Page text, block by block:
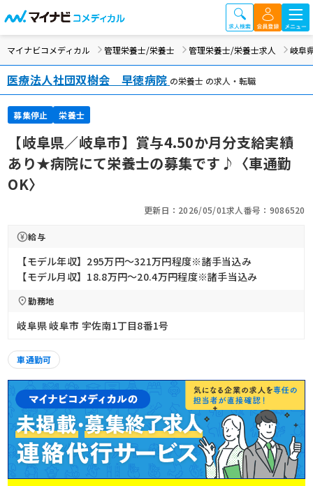
マイナビコメディカル 管理栄養士/栄養士 管理栄養士/栄養士求人 岐阜
医療法人社団双樹会 早徳病院 の栄養士 の求人・転職
募集停止 栄養士
【岐阜県／岐阜市】賞与4.50か月分支給実績
あり★病院にて栄養士の募集です♪〈車通勤
OK〉
更新日：2026/05/01求人番号：9086520
給与
【モデル年収】295万円〜321万円程度※諸手当込み
【モデル月収】18.8万円〜20.4万円程度※諸手当込み
勤務地
岐阜県 岐阜市 宇佐南1丁目8番1号
車通勤可